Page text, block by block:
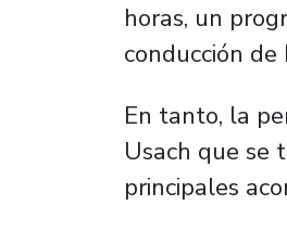
horas, un
conducción
En tanto, la
Usach que se
principales